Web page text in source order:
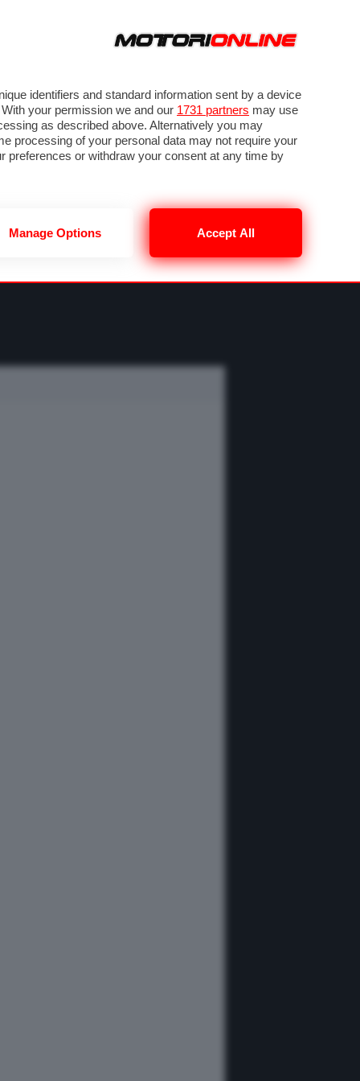
RENDERING PNEUMATICI TRAFFICO
identifiers and standard information sent by a device
your permission we and our 1731 partners may use
as described above. Alternatively you may
processing of your personal data may not require your
preferences or withdraw your consent at any time by
Manage Options Accept All